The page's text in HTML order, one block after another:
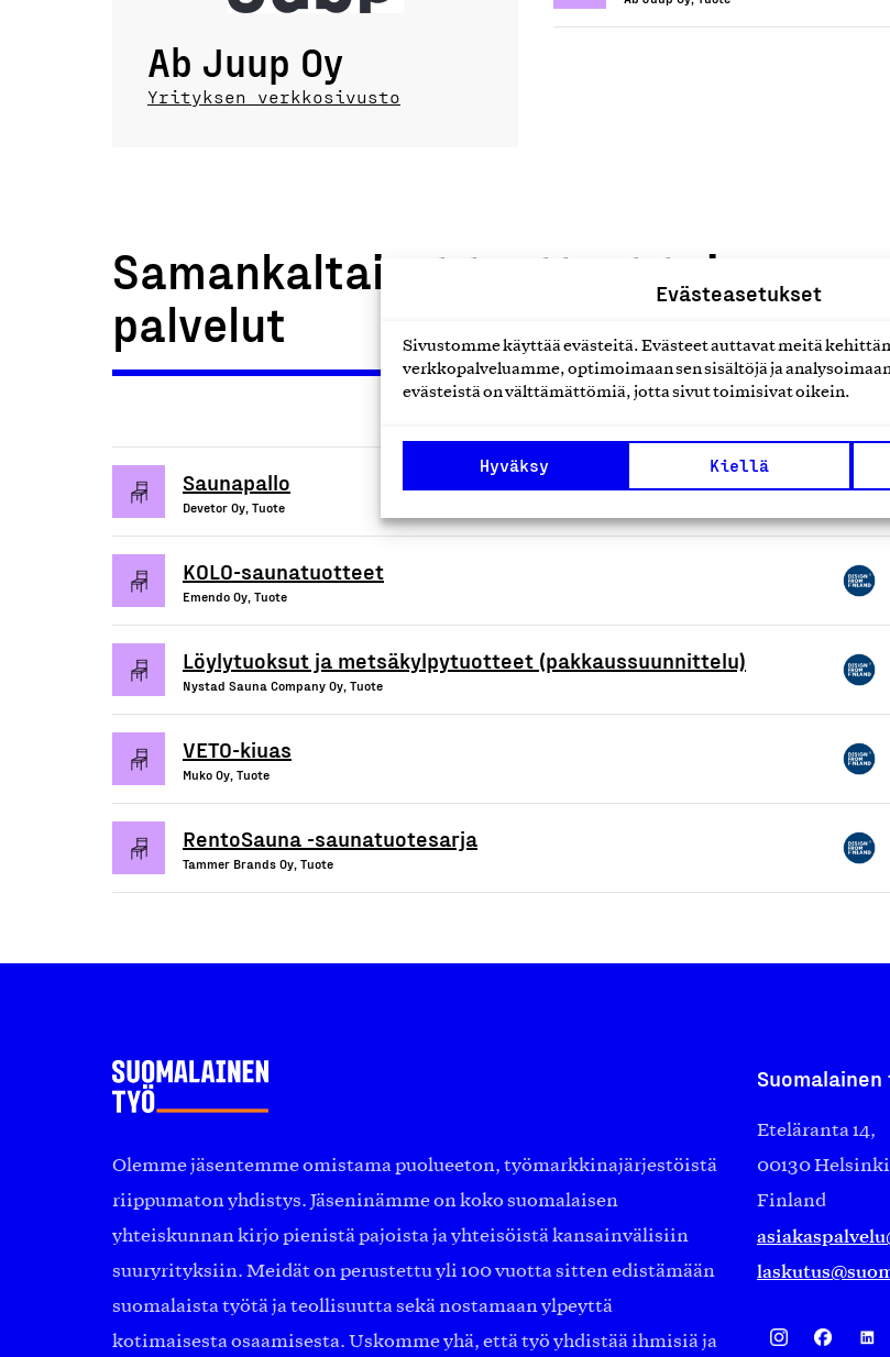
Evästeasetukset
Sivustomme käyttää evästeitä. Evästeet auttavat meitä
verkkopalveluamme, optimoimaan sen sisältöjä ja
evästeistä on välttämättömiä, jotta sivut toimisivat oikein.
Hyväksy Kiellä
Ab Juup Oy
Yrityksen verkkosivusto
Samankaltaiset tuotteet tai
palvelut
Saunapallo
Devetor Oy, Tuote
KOLO-saunatuotteet
Emendo Oy, Tuote
Löylytuoksut ja metsäkylpytuotteet (pakkaussuunnittelu)
Nystad Sauna Company Oy, Tuote
VETO-kiuas
Muko Oy, Tuote
RentoSauna -saunatuotesarja
Tammer Brands Oy, Tuote
Olemme jäsentemme omistama puolueeton, työmarkkinajärjestöistä
riippumaton yhdistys. Jäseninämme on koko suomalaisen
yhteiskunnan kirjo pienistä pajoista ja yhteisöistä kansainvälisiin
suuryrityksiin. Meidät on perustettu yli 100 vuotta sitten edistämään
suomalaista työtä ja teollisuutta sekä nostamaan ylpeyttä
kotimaisesta osaamisesta. Uskomme yhä, että työ yhdistää ihmisiä ja
Eteläranta 14,
00130 Helsinki
Finland